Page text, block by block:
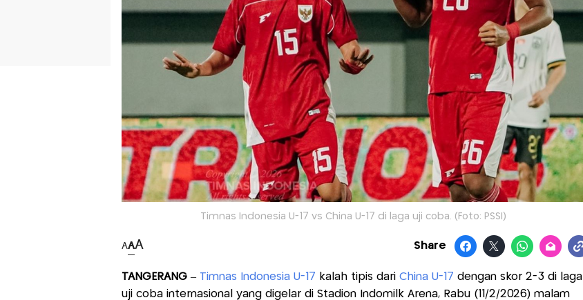
Timnas Indonesia U-17 vs China U-17 di laga uji coba. (Foto: PSSI)
AAA Share
TANGERANG –Timnas Indonesia U-17 kalah tipis dari China U-17 dengan skor 2-3 di laga
uji coba internasional yang digelar di Stadion Indomilk Arena, Rabu (11/2/2026) malam